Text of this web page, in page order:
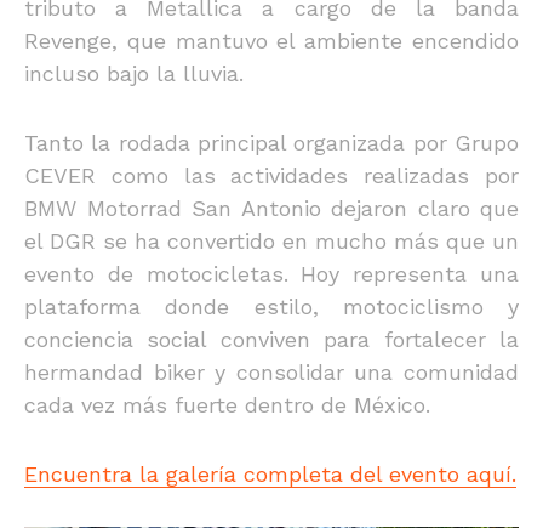
tributo a Metallica a cargo de la banda
Revenge, que mantuvo el ambiente encendido
incluso bajo la lluvia.
Tanto la rodada principal organizada por Grupo
CEVER como las actividades realizadas por
BMW Motorrad San Antonio dejaron claro que
el DGR se ha convertido en mucho más que un
evento de motocicletas. Hoy representa una
plataforma donde estilo, motociclismo y
conciencia social conviven para fortalecer la
hermandad biker y consolidar una comunidad
cada vez más fuerte dentro de México.
Encuentra la galería completa del evento aquí.